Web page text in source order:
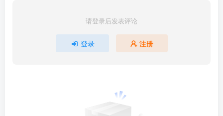
请登录后发表评论
登录 注册